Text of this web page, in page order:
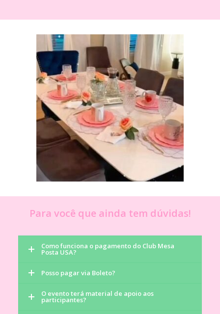
Para você que ainda tem dúvidas!
Como funciona o pagamento do Club Mesa
Posta USA?
Posso pagar via Boleto?
O evento terá material de apoio aos
participantes?